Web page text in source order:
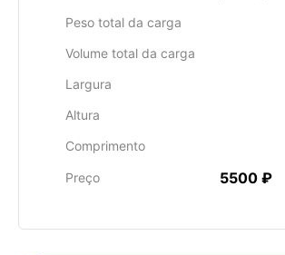
Peso total da carga
Volume total da carga
Largura
Altura
Comprimento
Preço 5500 ₽